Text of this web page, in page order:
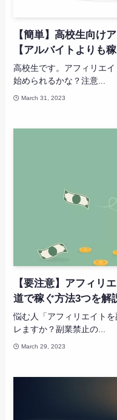
【簡単】高校生向け
【アルバイトよりも稼
高校生です。アフィリエ
始められるかな？注意...
March 31, 2023
【要注意】アフィリ
道で稼ぐ方法3つを解
悩む人「アフィリエイト
レますか？副業禁止の...
March 29, 2023